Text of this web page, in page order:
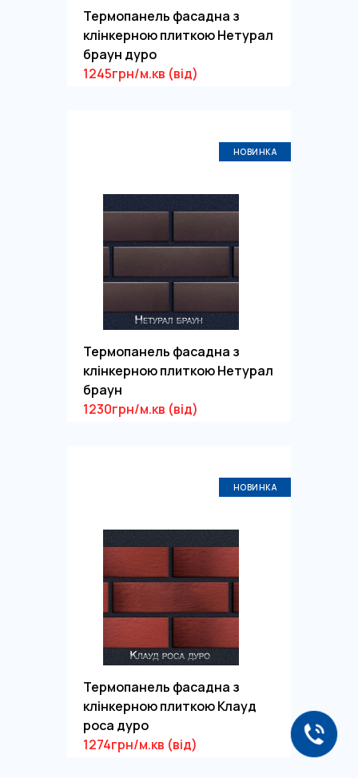
Термопанель фасадна з
клінкерною плиткою Нетурал
браун дуро
1245грн/м.кв (від)
НОВИНКА
Термопанель фасадна з
клінкерною плиткою Нетурал
браун
1230грн/м.кв (від)
НОВИНКА
Термопанель фасадна з
клінкерною плиткою Клауд
роса дуро
1274грн/м.кв (від)